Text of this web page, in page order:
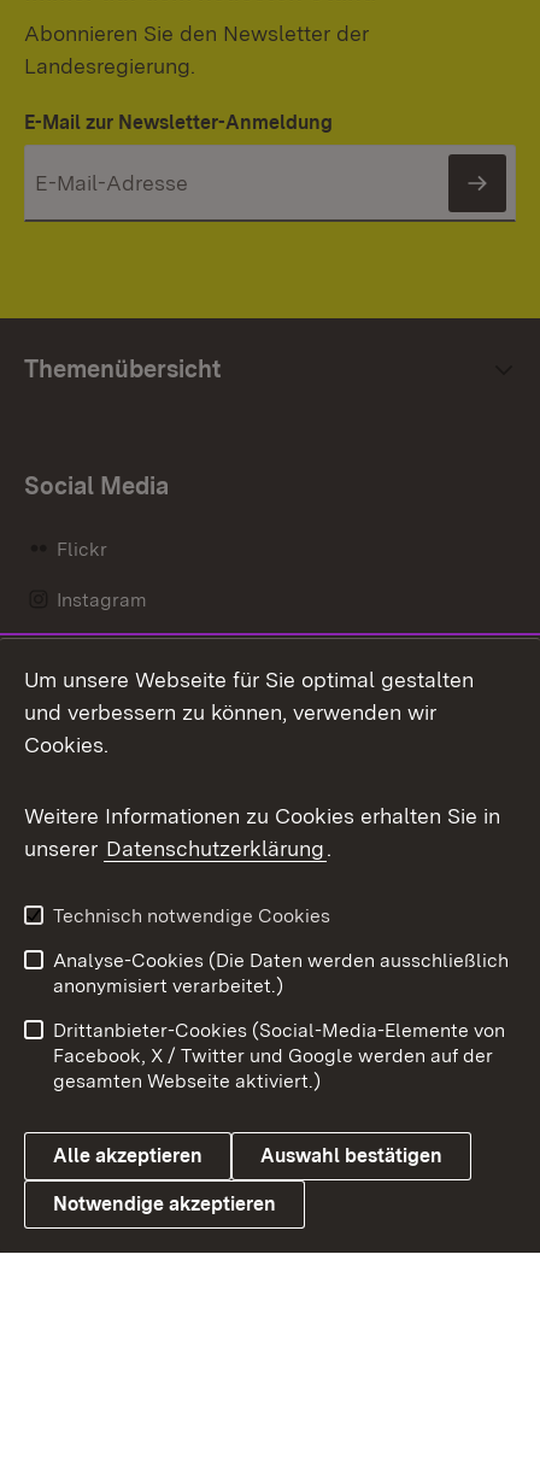
Abonnieren Sie den Newsletter der
Landesregierung.
E-Mail zur Newsletter-Anmeldung
Themenübersicht
Social Media
Flickr
Instagram
Mastodon
Messenger
Social Wall
X / Twitter
Youtube
Link zum Landesportal
Benutzungshinweise
Barrierefreiheit
Datenschutz
Cookies
Um unsere Webseite für Sie optimal gestalten
und verbessern zu können, verwenden wir
Cookies.
Weitere Informationen zu Cookies erhalten Sie in
unserer Datenschutzerklärung.
Technisch notwendige Cookies
Analyse-Cookies (Die Daten werden ausschließlich
anonymisiert verarbeitet.)
Drittanbieter-Cookies (Social-Media-Elemente von
Facebook, X / Twitter und Google werden auf der
gesamten Webseite aktiviert.)
Alle akzeptieren Auswahl bestätigen
Notwendige akzeptieren